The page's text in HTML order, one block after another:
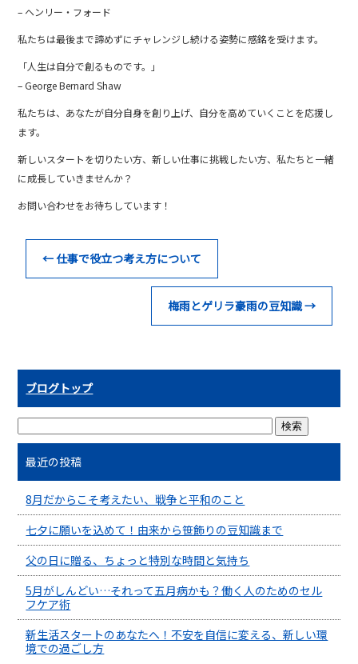
– ヘンリー・フォード
私たちは最後まで諦めずにチャレンジし続ける姿勢に感銘を受けます。
「人生は自分で創るものです。」
– George Bernard Shaw
私たちは、あなたが自分自身を創り上げ、自分を高めていくことを応援し
ます。
新しいスタートを切りたい方、新しい仕事に挑戦したい方、私たちと一緒
に成長していきませんか？
お問い合わせをお待ちしています！
←仕事で役立つ考え方について
梅雨とゲリラ豪雨の豆知識→
ブログトップ
最近の投稿
8月だからこそ考えたい、戦争と平和のこと
七夕に願いを込めて！由来から笹飾りの豆知識まで
父の日に贈る、ちょっと特別な時間と気持ち
5月がしんどい…それって五月病かも？働く人のためのセル
フケア術
新生活スタートのあなたへ！不安を自信に変える、新しい環
境での過ごし方